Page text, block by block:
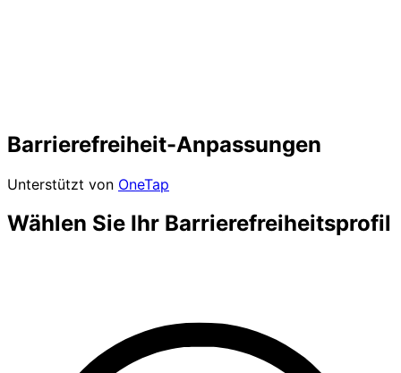
Barrierefreiheit-Anpassungen
Unterstützt von OneTap
Wählen Sie Ihr Barrierefreiheitsprofil